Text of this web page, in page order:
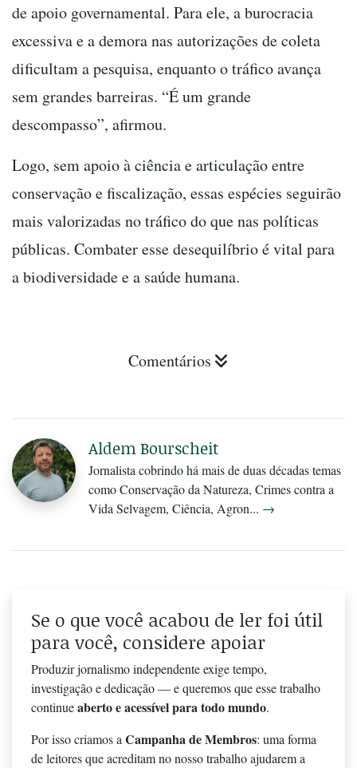
de apoio governamental. Para ele, a burocracia
excessiva e a demora nas autorizações de coleta
dificultam a pesquisa, enquanto o tráfico avança
sem grandes barreiras. “É um grande
descompasso”, afirmou.
Logo, sem apoio à ciência e articulação entre
conservação e fiscalização, essas espécies seguirão
mais valorizadas no tráfico do que nas políticas
públicas. Combater esse desequilíbrio é vital para
a biodiversidade e a saúde humana.
Comentários
Aldem Bourscheit
Jornalista cobrindo há mais de duas décadas temas
como Conservação da Natureza, Crimes contra a
Vida Selvagem, Ciência, Agron... →
Se o que você acabou de ler foi útil
para você, considere apoiar
Produzir jornalismo independente exige tempo,
investigação e dedicação — e queremos que esse trabalho
continueaberto e acessível para todo mundo.
Por isso criamos aCampanha de Membros: uma forma
de leitores que acreditam no nosso trabalho ajudarem a